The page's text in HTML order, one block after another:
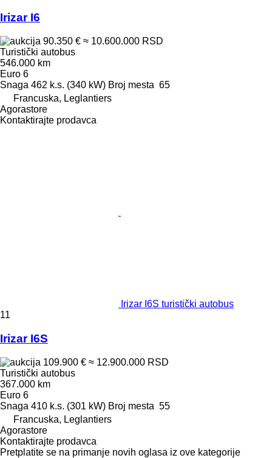
Irizar I6
90.350 € ≈ 10.600.000 RSD
Turistički autobus
546.000 km
Euro 6
Snaga 462 k.s. (340 kW) Broj mesta 65
Francuska, Leglantiers
Agorastore
Kontaktirajte prodavca
Irizar I6S turistički autobus
11
Irizar I6S
109.900 € ≈ 12.900.000 RSD
Turistički autobus
367.000 km
Euro 6
Snaga 410 k.s. (301 kW) Broj mesta 55
Francuska, Leglantiers
Agorastore
Kontaktirajte prodavca
Pretplatite se na primanje novih oglasa iz ove kategorije